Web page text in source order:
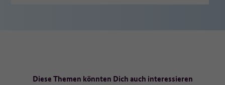
Diese Themen könnten Dich auch interessieren